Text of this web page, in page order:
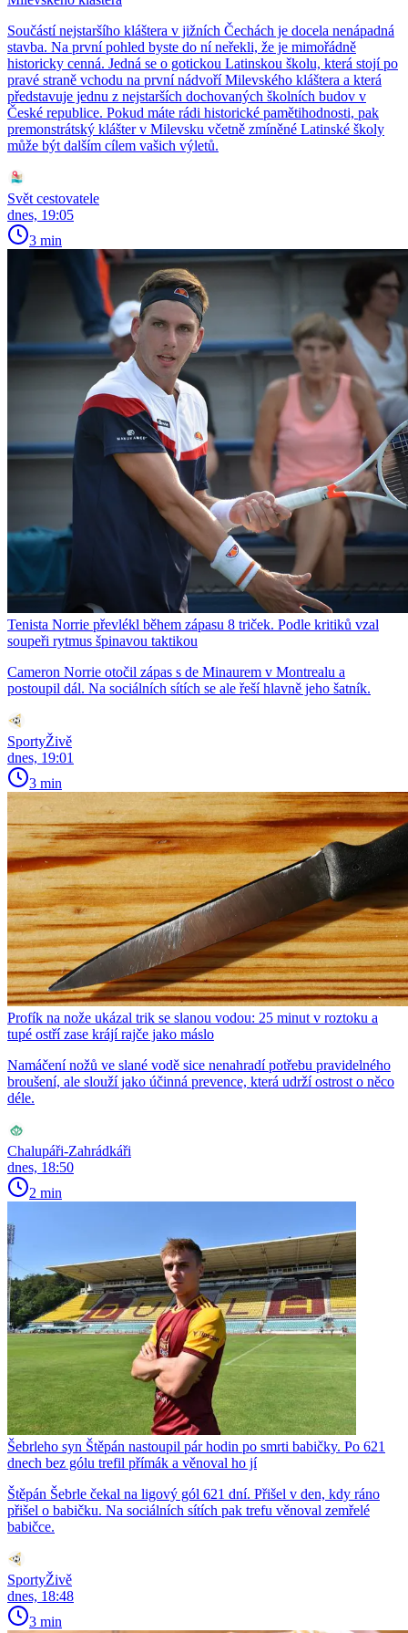
Součástí nejstaršího kláštera v jižních Čechách je docela nenápadná
stavba. Na první pohled byste do ní neřekli, že je mimořádně
historicky cenná. Jedná se o gotickou Latinskou školu, která stojí po
pravé straně vchodu na první nádvoří Milevského kláštera a která
představuje jednu z nejstarších dochovaných školních budov v
České republice. Pokud máte rádi historické pamětihodnosti, pak
premonstrátský klášter v Milevsku včetně zmíněné Latinské školy
může být dalším cílem vašich výletů.
Svět cestovatele
dnes, 19:05
3 min
Tenista Norrie převlékl během zápasu 8 triček. Podle kritiků vzal
soupeři rytmus špinavou taktikou
Cameron Norrie otočil zápas s de Minaurem v Montrealu a
postoupil dál. Na sociálních sítích se ale řeší hlavně jeho šatník.
SportyŽivě
dnes, 19:01
3 min
Profík na nože ukázal trik se slanou vodou: 25 minut v roztoku a
tupé ostří zase krájí rajče jako máslo
Namáčení nožů ve slané vodě sice nenahradí potřebu pravidelného
broušení, ale slouží jako účinná prevence, která udrží ostrost o něco
déle.
Chalupáři-Zahrádkáři
dnes, 18:50
2 min
Šebrleho syn Štěpán nastoupil pár hodin po smrti babičky. Po 621
dnech bez gólu trefil přímák a věnoval ho jí
Štěpán Šebrle čekal na ligový gól 621 dní. Přišel v den, kdy ráno
přišel o babičku. Na sociálních sítích pak trefu věnoval zemřelé
babičce.
SportyŽivě
dnes, 18:48
3 min